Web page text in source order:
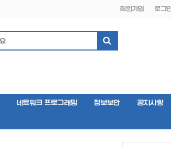
회원가입 로그인
네트워크 프로그래밍 정보보안 공지사항